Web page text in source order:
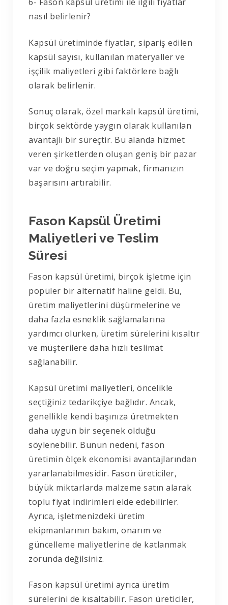
nasıl belirlenir?
Kapsül üretiminde fiyatlar, sipariş edilen
kapsül sayısı, kullanılan materyaller ve
işçilik maliyetleri gibi faktörlere bağlı
olarak belirlenir.
Sonuç olarak, özel markalı kapsül üretimi,
birçok sektörde yaygın olarak kullanılan
avantajlı bir süreçtir. Bu alanda hizmet
veren şirketlerden oluşan geniş bir pazar
var ve doğru seçim yapmak, firmanızın
başarısını artırabilir.
Fason Kapsül Üretimi
Maliyetleri ve Teslim
Süresi
Fason kapsül üretimi, birçok işletme için
popüler bir alternatif haline geldi. Bu,
üretim maliyetlerini düşürmelerine ve
daha fazla esneklik sağlamalarına
yardımcı olurken, üretim sürelerini kısaltır
ve müşterilere daha hızlı teslimat
sağlanabilir.
Kapsül üretimi maliyetleri, öncelikle
seçtiğiniz tedarikçiye bağlıdır. Ancak,
genellikle kendi başınıza üretmekten
daha uygun bir seçenek olduğu
söylenebilir. Bunun nedeni, fason
üretimin ölçek ekonomisi avantajlarından
yararlanabilmesidir. Fason üreticiler,
büyük miktarlarda malzeme satın alarak
toplu fiyat indirimleri elde edebilirler.
Ayrıca, işletmenizdeki üretim
ekipmanlarının bakım, onarım ve
güncelleme maliyetlerine de katlanmak
zorunda değilsiniz.
Fason kapsül üretimi ayrıca üretim
sürelerini de kısaltabilir. Fason üreticiler,